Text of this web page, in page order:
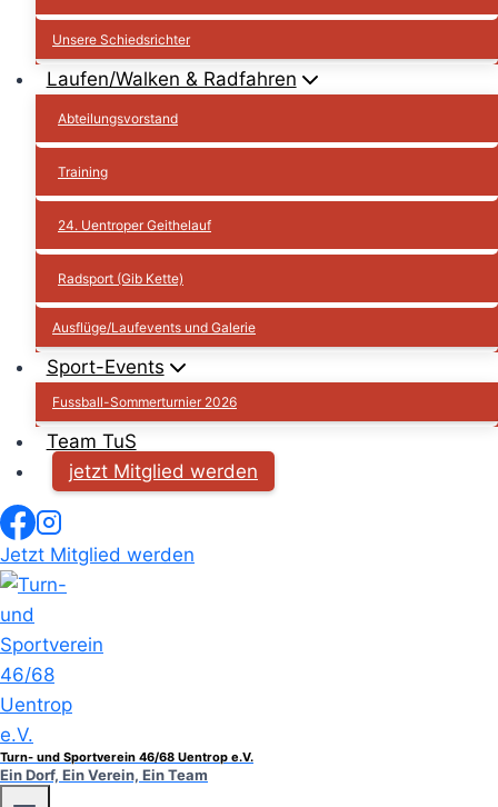
Unsere Schiedsrichter
Laufen/Walken & Radfahren
Abteilungsvorstand
Training
24. Uentroper Geithelauf
Radsport (Gib Kette)
Ausflüge/Laufevents und Galerie
Sport-Events
Fussball-Sommerturnier 2026
Team TuS
jetzt Mitglied werden
Jetzt Mitglied werden
Turn- und Sportverein 46/68 Uentrop e.V.
Ein Dorf, Ein Verein, Ein Team